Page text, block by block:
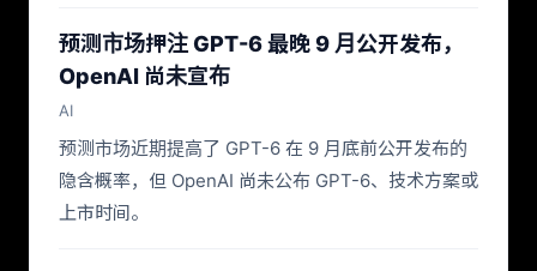
预测市场押注 GPT-6 最晚 9 月公开发布，
OpenAI 尚未宣布
AI
预测市场近期提高了 GPT-6 在 9 月底前公开发布的
隐含概率，但 OpenAI 尚未公布 GPT-6、技术方案或
上市时间。